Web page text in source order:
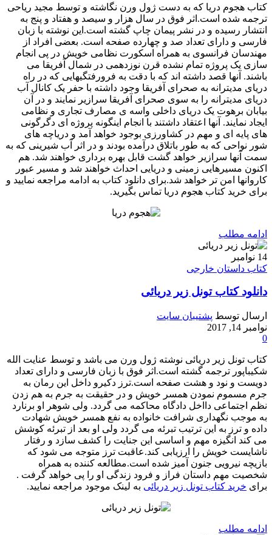
کتاب هجوم دریا که به دست ژول ورن نگاشته و توسط مجید ریاحی
ترجمه شده است.اثر فوق در سال هزار و سیصد و هفتاد و پنج به
انتشار رسیده و در نشر پیمان چاپ گشته است.این نوشته با زبان
فارسی و دارای تعداد صد و چهارده صفحه است. بعضی افراد از
مهندسان فرانسوی به همراه اسکورت نظامی خویش در پی انجام
سازی یک پروژه تمام نشده قرن نوزدهمی در شمال آفریقا می
باشند. آنها قصد داشته اند که با دقت به فرورفتگیهایی که در راه
دریای مدیترانه به صحرای آفریقا وجود داشته با حفر یک کانال آب
دریای مدیترانه را به سوی صحرای آفریقا سرازیر نمایند و در آن
بیابان برهوت یک دریای داخلی واسه ی مصارف تجاری و نظامی
ایجاد نمایند. آنها اعتقاد داشتند با انجام اینگونه پروژه ای دگرگونی
های پایه ای و مهم در کشاورزی بوجود خواهد آمد و دریاچه های
شور نواحی که به طور باتلاق درآمده بودند و در اثر آب شیرینی که به
سمت آنها سرازیر خواهد گشت قابل بهره برداری خواهند شد. هم
اکنون مسیرهایی زمینی و دریایی احداث خواهند شد و مسیر عبور
کاروانها امن تر خواهد شد.برای دانلود کتاب به ادامه مراجعه نمایید و
برای خرید کتاب هجوم دریا تماس بگیرید.
ادامه مطلب
14 نوامبر
کتاب داستان خارجی
دانلود کتاب تونل زیر دریائی
ارسال توسط پشتیبان سایت
نوامبر 14, 2017
0
کتاب تونل زیر دریائی نوشته ژول ورن می باشد و توسط عنایت الله
شکیباپور ترجمه گشته است.اثر فوق با زبان فارسی و دارای تعداد
دویست و نود و هشت صفحه است.ترز دكیرو داخل این رمان به
جرم مسموم نمودن همسر خویش و در حقیقت به جرم به هم زدن
نظم اجتماعی دااخل دادگاه محاكمه می گردد. ولی شوهر او برنارد
به موجب نگهداری شرافت خانواده به نفع همسر خویش شهادت
داده و ترز به این ترتیب تبرئه می گردد ولی او بعد از تبرئه کوشش
می کند انگیزه مهم و اساسی این جنایت را كشف سازد و رفتار
ناشایست خویش را ارزیابی کند.عاقبت ترز متوجه می شود كه
بازیچه نیرویی جنون آمیز شده است.مطالعه کننده به همراه
شخصیت مهم داستان فراز و فرود زندگی او را پی خواهد گرفت .
برای خرید کتاب تونل زیر دریائی به لینک موجود مراجعه نمایید.
ادامه مطلب